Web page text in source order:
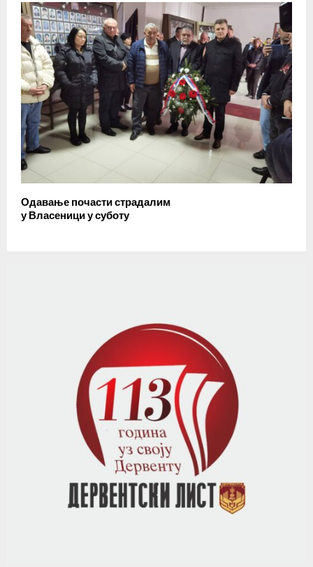
Одавање почасти страдалим
у Власеници у суботу